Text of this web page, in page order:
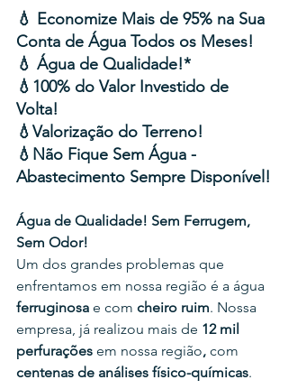
💧 Economize Mais de 95% na Sua
Conta de Água Todos os Meses!
💧 Água de Qualidade!*
💧100% do Valor Investido de
Volta!
💧Valorização do Terreno!
💧Não Fique Sem Água -
Abastecimento Sempre Disponível!
Água de Qualidade! Sem Ferrugem,
Sem Odor!
Um dos grandes problemas que
enfrentamos em nossa região é a água
ferruginosa e com cheiro ruim. Nossa
empresa, já realizou mais de 12 mil
perfurações em nossa região, com
centenas de análises físico-químicas.